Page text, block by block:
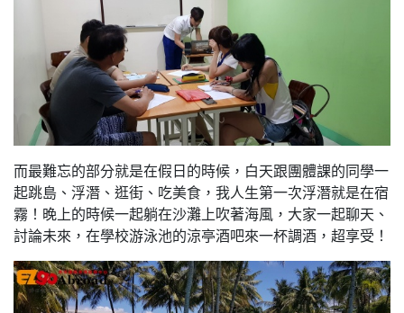
而最難忘的部分就是在假日的時候，白天跟團體課的同學一
起跳島、浮潛、逛街、吃美食，我人生第一次浮潛就是在宿
霧！晚上的時候一起躺在沙灘上吹著海風，大家一起聊天、
討論未來，在學校游泳池的涼亭酒吧來一杯調酒，超享受！